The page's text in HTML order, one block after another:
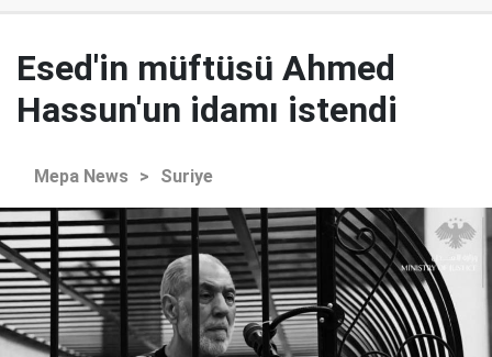
Esed'in müftüsü Ahmed
Hassun'un idamı istendi
Mepa News > Suriye